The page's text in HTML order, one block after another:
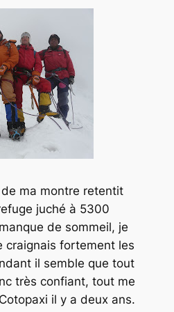
ma montre retentit
juché à 5300
de sommeil, je
craignais fortement les
il semble que tout
très confiant, tout me
il y a deux ans.